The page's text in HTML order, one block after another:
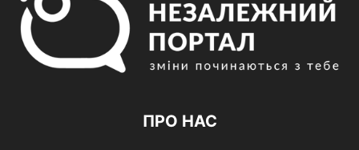
ПРО НАС